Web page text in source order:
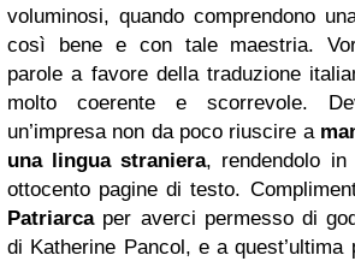
voluminosi, quando comprendono
così bene e con tale maestria.
parole a favore della traduzione
molto coerente e scorrevole.
un’impresa non da poco riuscire a
una lingua straniera, rendendolo in
ottocento pagine di testo.
Patriarcaper averci permesso di
di Katherine Pancol, e a quest’ultima